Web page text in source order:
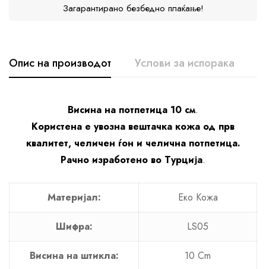
Загарантирано безбедно плаќање!
Опис на производот Услови за испорака
Висина на потпетица 10 см.
Користена е увозна вештачка кожа од прв
квалитет, челичен ѓон и челична потпетица.
Рачно изработено во Турција.
Материјал: Еко Кожа
Шифра: LS05
Висина на штикла: 10 Cm